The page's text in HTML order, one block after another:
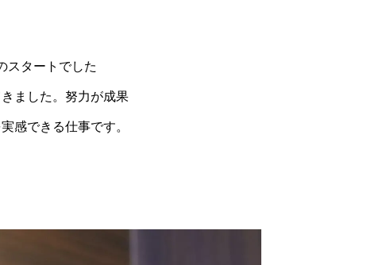
スタートでした
ました。努力が成果
感できる仕事です。